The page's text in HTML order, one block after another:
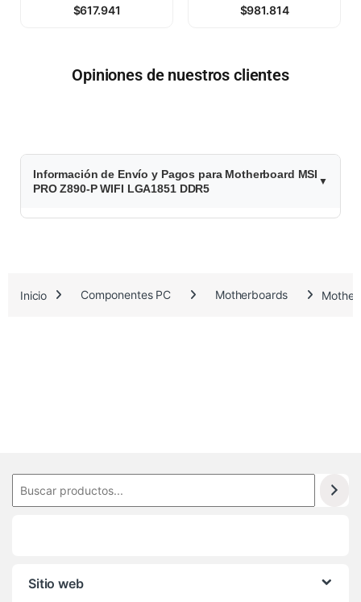
$617.941 $981.814
Opiniones de nuestros clientes
$
5
0
.
Información de Envío y Pagos para Motherboard MSI
PRO Z890-P WIFI LGA1851 DDR5
Inicio Componentes PC Motherboards
Sitio web